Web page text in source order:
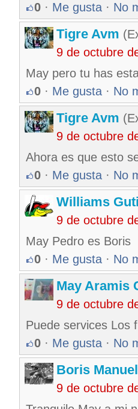
0 · Me gusta · No
Tigre Avm
9 de octubre
May pero tu has
0 · Me gusta · No
Tigre Avm
9 de octubre
Ahora es que esto
0 · Me gusta · No
Williams
9 de octubre
May Pedro es Boris
0 · Me gusta · No
May Aramis
9 de octubre
Puede services Los
0 · Me gusta · No
Boris
9 de octubre